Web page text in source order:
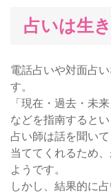
占いは生
電話占いや対面占
す。
「現在・過去・未
などを指南すると
占い師は話を聞い
当ててくれるため
ようです。
しかし、結果的に